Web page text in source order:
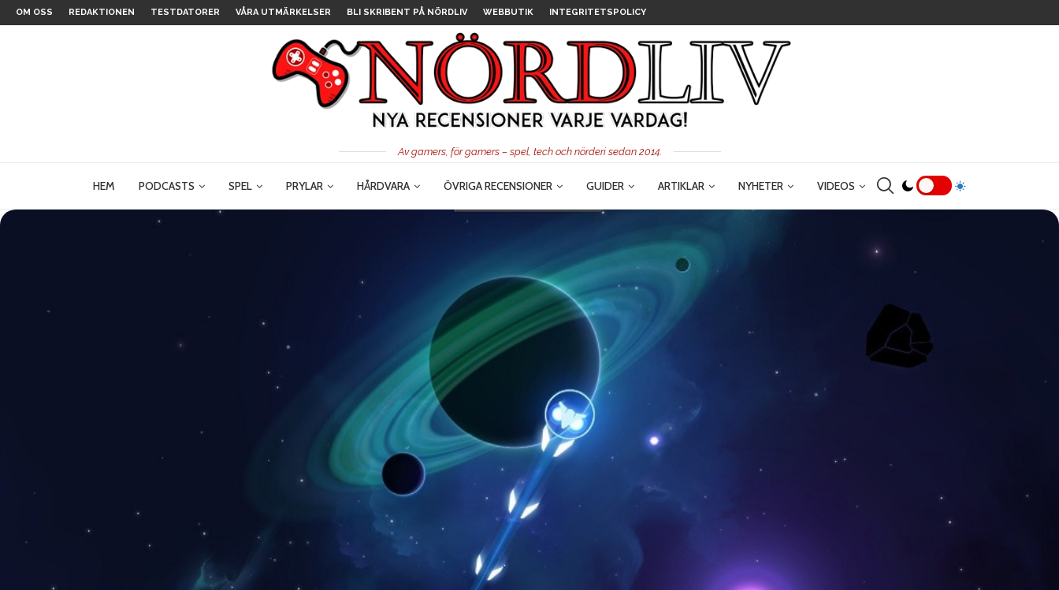
OM OSS REDAKTIONEN TESTDATORER VÅRA UTMÄRKELSER BLI SKRIBENT PÅ NÖRDLIV WEBBUTIK INTEGRITETSPOLICY
Av gamers, för gamers – spel, tech och nörderi sedan 2014.
HEM PODCASTS SPEL PRYLAR HÅRDVARA ÖVRIGA RECENSIONER GUIDER ARTIKLAR NYHETER VIDEOS